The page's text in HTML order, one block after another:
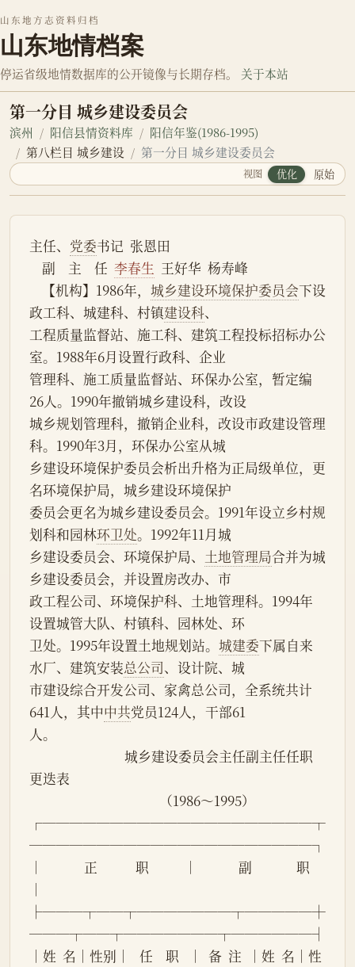
山东地方志资料归档
山东地情档案
停运省级地情数据库的公开镜像与长期存档。 关于本站
第一分目 城乡建设委员会
滨州 阳信县情资料库
阳信年鉴(1986-1995)
第八栏目 城乡建设
第一分目 城乡建设委员会
视图 优化 原始
主任、 党委书记  张恩田
    副    主    任
李春生
  王好华  杨寿峰
    【机构】1986年，
城乡建设环境保护委员会下设
政工科、城建科、村镇建设科、
工程质量监督站、施工科、建筑工程投标招标办公
室。1988年6月设置行政科、企业
管理科、施工质量监督站、环保办公室，暂定编
26人。1990年撤销城乡建设科，改设
城乡规划管理科，撤销企业科，改设市政建设管理
科。1990年3月，环保办公室从城
乡建设环境保护委员会析出升格为正局级单位，更
名环境保护局，城乡建设环境保护
委员会更名为城乡建设委员会。1991年设立乡村规
划科和园林环卫处。1992年11月城
乡建设委员会、环境保护局、 土地管理局合并为城
乡建设委员会，并设置房改办、市
政工程公司、环境保护科、土地管理科。1994年
设置城管大队、村镇科、园林处、环
卫处。1995年设置土地规划站。 城建委下属自来
水厂、建筑安装总公司、设计院、城
市建设综合开发公司、家禽总公司，全系统共计
641人，其中中共党员124人，干部61
人。
更迭表
                                         （1986～1995）
┌────────────────────┬
─────────────────────┐
│             正            职           │             副              职
│
├───┬──┬───────┬─────┼
───┬──┬───────┬──────┤
│姓  名│性别│   任    职   │  备  注  │姓  名│性